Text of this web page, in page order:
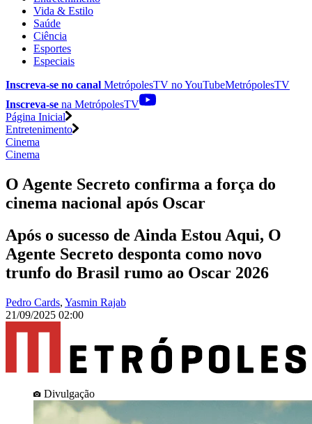
Vida & Estilo
Saúde
Ciência
Esportes
Especiais
Inscreva-se no canal MetrópolesTV noYouTubeMetrópolesTV
Inscreva-se na MetrópolesTV
Página Inicial
Entretenimento
Cinema
Cinema
O Agente Secreto confirma a força do
cinema nacional após Oscar
Após o sucesso de Ainda Estou Aqui, O
Agente Secreto desponta como novo
trunfo do Brasil rumo ao Oscar 2026
Pedro Cards, Yasmin Rajab
21/09/2025 02:00
Divulgação